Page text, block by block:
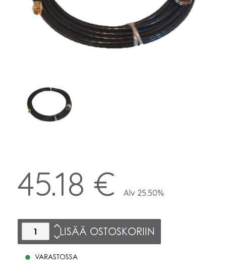
45.18 € Alv 25.50%
LISÄÄ OSTOSKORIIN
VARASTOSSA